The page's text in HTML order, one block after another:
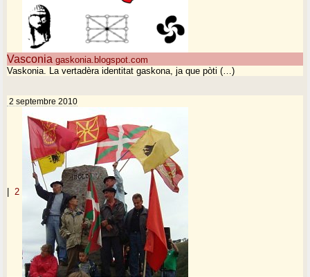
Vasconia gaskonia.blogspot.com
Vaskonia. La vertadèra identitat gaskona, ja que pòti (…)
2 septembre 2010
2